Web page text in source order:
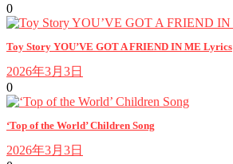
0
Toy Story YOU’VE GOT A FRIEND IN ME Lyrics
2026年3月3日
0
‘Top of the World’ Children Song
2026年3月3日